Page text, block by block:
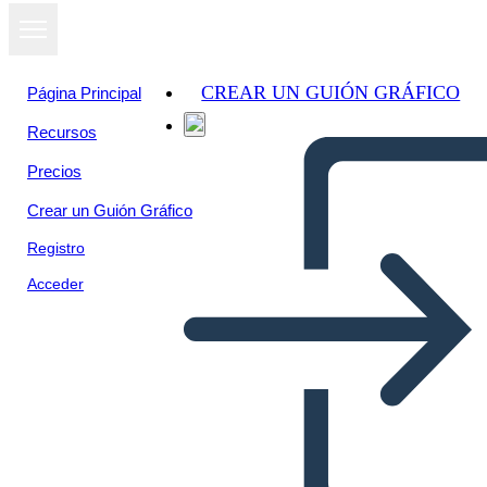
Página Principal
Recursos
Precios
Crear un Guión Gráfico
Registro
Acceder
CREAR UN GUIÓN GRÁFICO